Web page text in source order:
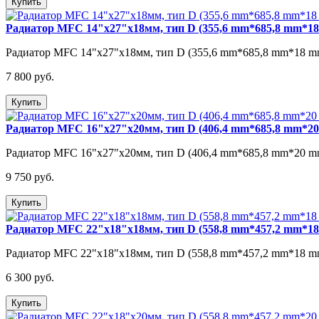
Радиатор MFC 14"x27"x18мм, тип D (355,6 mm*685,8
Радиатор MFC 14"x27"x18мм, тип D (355,6 mm*685,8 mm*18
7 800 руб.
Купить
Радиатор MFC 16"х27"х20мм, тип D (406,4 mm*685,8
Радиатор MFC 16"х27"х20мм, тип D (406,4 mm*685,8 mm*20
9 750 руб.
Купить
Радиатор MFC 22"х18"х18мм, тип D (558,8 mm*457,2
Радиатор MFC 22"х18"х18мм, тип D (558,8 mm*457,2 mm*18
6 300 руб.
Купить